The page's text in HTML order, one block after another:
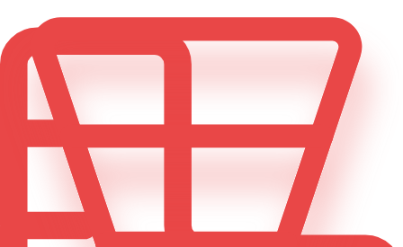
Landing page
Site vitrine multipage SEO Local